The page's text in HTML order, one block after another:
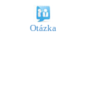
Otázka